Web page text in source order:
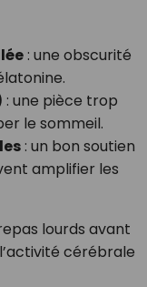
: une obscurité
: une pièce trop
le sommeil.
: un bon soutien
amplifier les
lourds avant
cérébrale